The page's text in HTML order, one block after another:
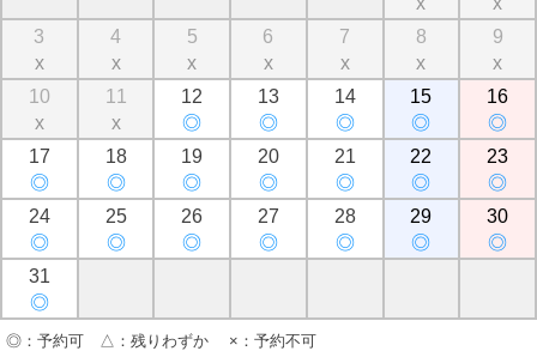
3
x
4
x
5
x
6
x
7
x
8
x
9
x
10
x
11
x
12
◎
13
◎
14
◎
15
◎
16
◎
17
◎
18
◎
19
◎
20
◎
21
◎
22
◎
23
◎
24
◎
25
◎
26
◎
27
◎
28
◎
29
◎
30
◎
31
◎
◎：予約可 △：残りわずか ×：予約不可